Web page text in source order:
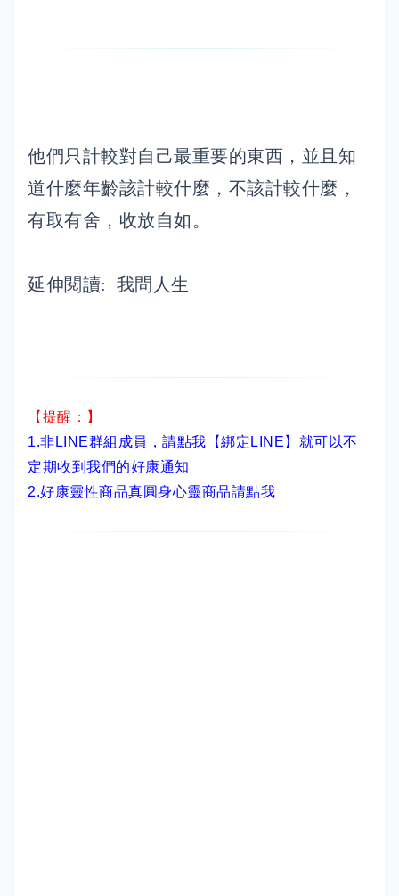
他們只計較對自己最重要的東西，並且知
道什麼年齡該計較什麼，不該計較什麼，
有取有舍，收放自如。
延伸閱讀: 我問人生
【提醒：】
1.非LINE群組成員， 請點我【綁定LINE】 就可以不
定期收到我們的好康通知
2.好康靈性商品真圓身心靈商品請點我